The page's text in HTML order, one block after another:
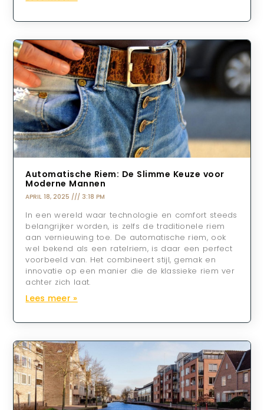
Automatische Riem: De Slimme Keuze voor
Moderne Mannen
APRIL 18, 2025 3:18 PM
In een wereld waar technologie en comfort steeds
belangrijker worden, is zelfs de traditionele riem
aan vernieuwing toe. De automatische riem, ook
wel bekend als een ratelriem, is daar een perfect
voorbeeld van. Het combineert stijl, gemak en
innovatie op een manier die de klassieke riem ver
achter zich laat.
Lees meer »